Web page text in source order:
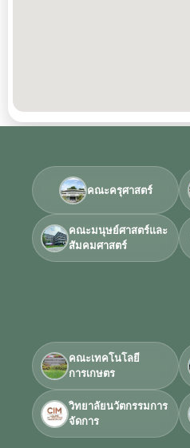
คณะครุศาสตร์
คณะมนุษย์ศาสตร์และ
สัมคมศาสตร์
คณะเทคโนโลยี
การเกษตร
วิทยาลัยนวัตกรรมการ
จัดการ